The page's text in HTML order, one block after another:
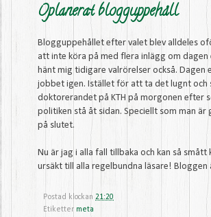
Oplanerat blogguppehåll
Blogguppehållet efter valet blev alldeles
att inte köra på med flera inlägg om
hänt mig tidigare valrörelser också. Dagen
jobbet igen. Istället för att ta det lugnt och
doktorerandet på KTH på morgonen efter
politiken stå åt sidan. Speciellt som man
på slutet.
Nu är jag i alla fall tillbaka och kan så
ursäkt till alla regelbundna läsare! Bloggen
Postad klockan 21:20
Etiketter meta